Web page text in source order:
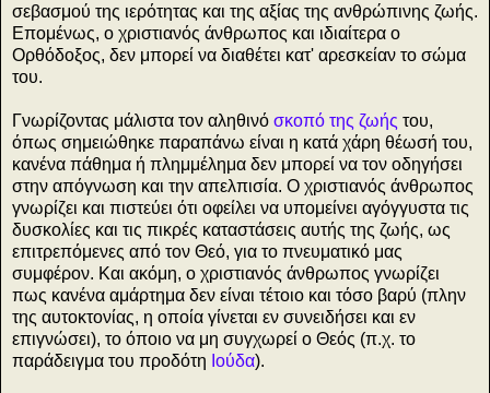
σεβασμού της ιερότητας και της αξίας της ανθρώπινης ζωής.
Επομένως, ο χριστιανός άνθρωπος και ιδιαίτερα ο
Ορθόδοξος, δεν μπορεί να διαθέτει κατ' αρεσκείαν το σώμα
του.
Γνωρίζοντας μάλιστα τον αληθινό σκοπό της ζωής του,
όπως σημειώθηκε παραπάνω είναι η κατά χάρη θέωσή του,
κανένα πάθημα ή πλημμέλημα δεν μπορεί να τον οδηγήσει
στην απόγνωση και την απελπισία. Ο χριστιανός άνθρωπος
γνωρίζει και πιστεύει ότι οφείλει να υπομείνει αγόγγυστα τις
δυσκολίες και τις πικρές καταστάσεις αυτής της ζωής, ως
επιτρεπόμενες από τον Θεό, για το πνευματικό μας
συμφέρον. Και ακόμη, ο χριστιανός άνθρωπος γνωρίζει
πως κανένα αμάρτημα δεν είναι τέτοιο και τόσο βαρύ (πλην
της αυτοκτονίας, η οποία γίνεται εν συνειδήσει και εν
επιγνώσει), το όποιο να μη συγχωρεί ο Θεός (π.χ. το
παράδειγμα του προδότη Ιούδα).